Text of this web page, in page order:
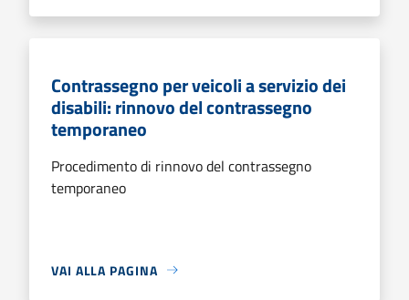
Contrassegno per veicoli a servizio dei
disabili: rinnovo del contrassegno
temporaneo
Procedimento di rinnovo del contrassegno
temporaneo
VAI ALLA PAGINA